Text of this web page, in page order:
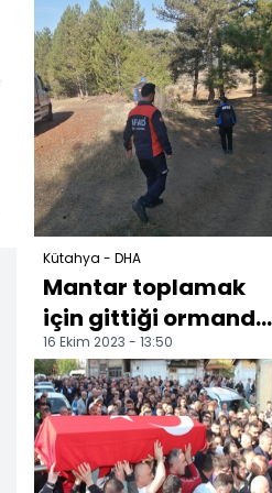
kardeş yaralandı
Kütahya - DHA
Mantar toplamak
için gittiği ormanda
kayboldu
16 Ekim 2023 - 13:50